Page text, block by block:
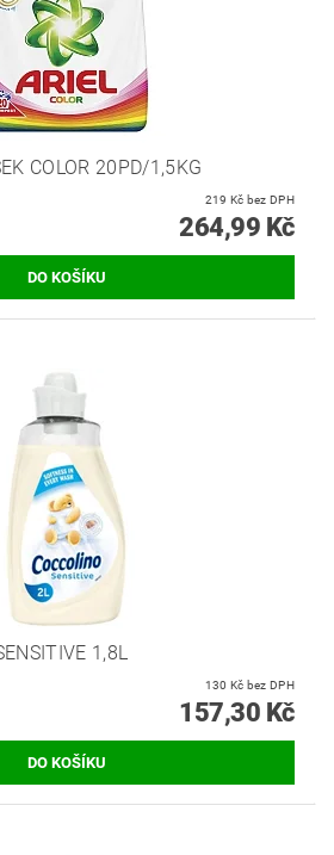
COLOR 20PD/1,5KG
219 Kč bez DPH
264,99 Kč
1,8L
130 Kč bez DPH
157,30 Kč